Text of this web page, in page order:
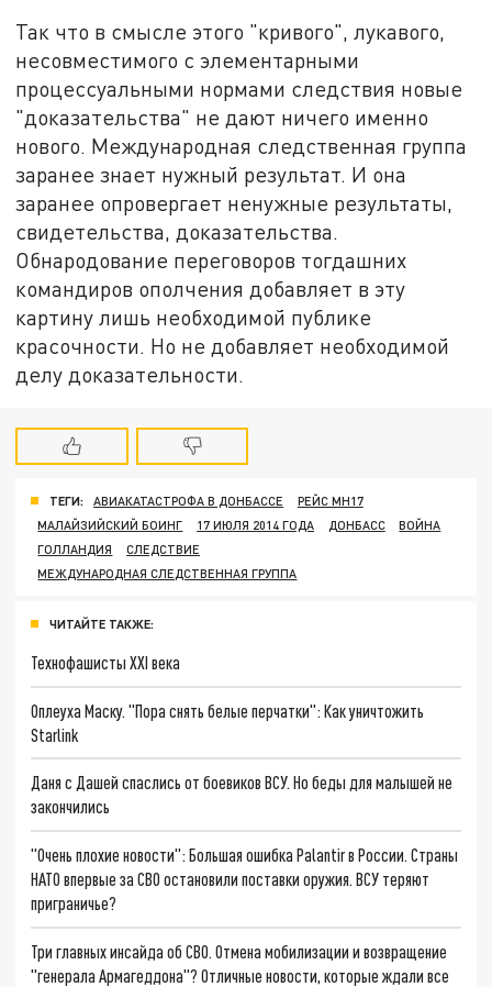
Так что в смысле этого "кривого", лукавого,
несовместимого с элементарными
процессуальными нормами следствия новые
"доказательства" не дают ничего именно
нового. Международная следственная группа
заранее знает нужный результат. И она
заранее опровергает ненужные результаты,
свидетельства, доказательства.
Обнародование переговоров тогдашних
командиров ополчения добавляет в эту
картину лишь необходимой публике
красочности. Но не добавляет необходимой
делу доказательности.
ТЕГИ: АВИАКАТАСТРОФА В ДОНБАССЕ
РЕЙС МН17
МАЛАЙЗИЙСКИЙ БОИНГ
17 ИЮЛЯ 2014 ГОДА ДОНБАСС
ВОЙНА
ГОЛЛАНДИЯ
СЛЕДСТВИЕ
МЕЖДУНАРОДНАЯ СЛЕДСТВЕННАЯ ГРУППА
ЧИТАЙТЕ ТАКЖЕ:
Технофашисты XXI века
Оплеуха Маску. "Пора снять белые перчатки": Как уничтожить
Starlink
Даня с Дашей спаслись от боевиков ВСУ. Но беды для малышей не
закончились
"Очень плохие новости": Большая ошибка Palantir в России. Страны
НАТО впервые за СВО остановили поставки оружия. ВСУ теряют
приграничье?
Три главных инсайда об СВО. Отмена мобилизации и возвращение
"генерала Армагеддона"? Отличные новости, которые ждали все